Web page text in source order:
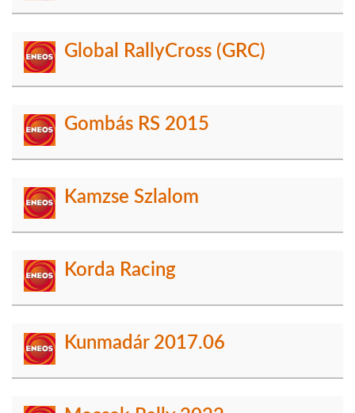
Global RallyCross (GRC)
Gombás RS 2015
Kamzse Szlalom
Korda Racing
Kunmadár 2017.06